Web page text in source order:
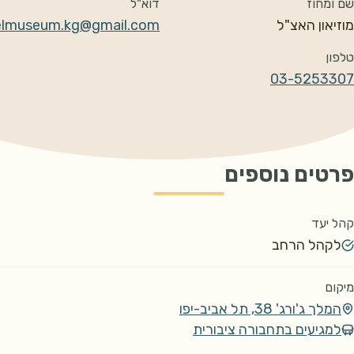
שם ומחוז
מוזיאון האצ"ל
דוא"ל
טלפון
03-5253307
פרטים נוספים
קהל יעד
לקהל הרחב
מיקום
המלך ג'ורג' 38, תל אביב-יפו
למגיעים בתחבורה ציבורית